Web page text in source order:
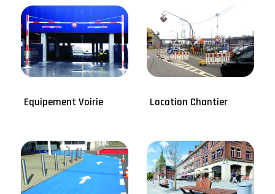
Equipement Voirie Location Chantier